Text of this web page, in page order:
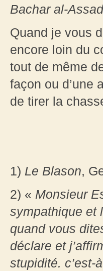
Bachar al-Assad
Quand je vous
encore loin du
tout de même
façon ou d’une
de tirer la
1) Le Blason,
2) « Monsieur
sympathique et
quand vous
déclare et
stupidité. c’est-